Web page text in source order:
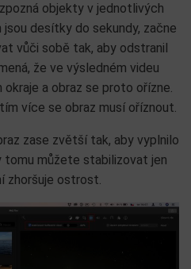
objekty v jednotlivých
desítky do sekundy, začne
vůči sobě tak, aby odstranil
že ve výsledném videu
a obraz se proto ořízne.
více se obraz musí oříznout.
zase zvětší tak, aby vyplnilo
tomu můžete stabilizovat jen
zhoršuje ostrost.